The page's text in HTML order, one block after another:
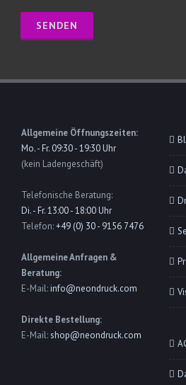
Allgemeine Öffnungszeiten:
Mo. - Fr. 09:30 - 19:30 Uhr
(kein Ladengeschäft)
Telefonische Beratung:
Di. - Fr. 13:00 - 18:00 Uhr
Telefon:+49 (0) 30 - 9156 7476
Allgemeine Anfragen &
Beratung:
E-Mail:info@neondruck.com
Direkte Bestellung:
E-Mail:shop@neondruck.com